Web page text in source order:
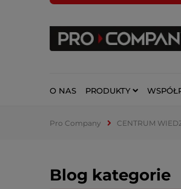
O NAS PRODUKTY
Pro Company CENTRUM
Blog kategorie